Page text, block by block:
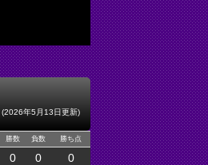
(2026年5月13日更新)
勝数 負数 勝ち点
0 0 0